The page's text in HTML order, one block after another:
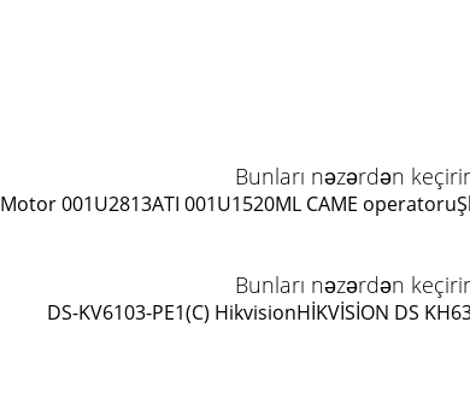
Bunları nəzərdən
Motor 001U2813ATI 001U1520ML CAME operatoru
Bunları nəzərdən
DS-KV6103-PE1(C) HikvisionHİKVİSİON DS